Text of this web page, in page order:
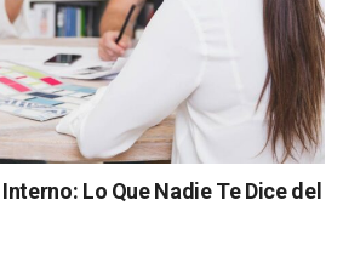
Lo Que Nadie Te Dice del